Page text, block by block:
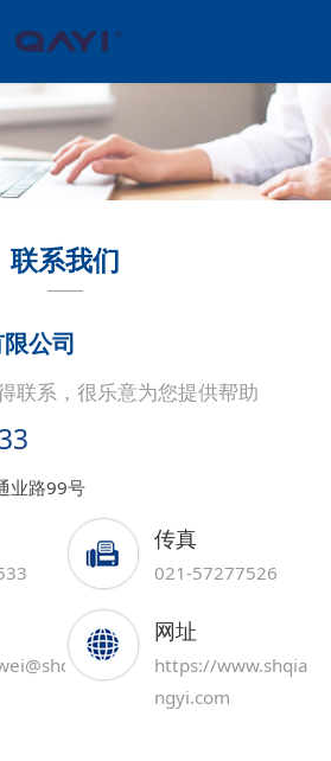
联系我们
公司
联系，很乐意为您提供帮助
业路99号
传真
021-57277526
网址
https://www.shqia
ngyi.com